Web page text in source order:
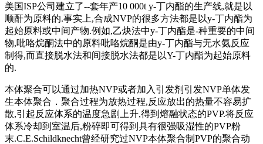
美国ISP公司建立了--套年产10 000t y-丁内酯的生产线,就是以
顺酐为原料的.事实上,合成NVP的很多方法都是以y-丁内酯为
起始原料或中间产物.例如,乙炔法中y-丁内酯是-种重要的中间
物,吡咯烷酮法中的原料吡咯烷酮是由y-丁内酯与无水氨反应
制得,而直接脱水法和间接脱水法都是以Y-丁内酯为起始原料
的.
本体聚合可以通过加热NVP或者加入引发剂引发NVP单体发
生本体聚合．聚合过程为放热过程,反应放出的热量不容易扩
散,引起反应体系的温度急剧上升,得到熔融状态的PVP.将反应
体系冷却到室温后,粉碎即可得到具有很强吸湿性的PVP粉
末.C.E.Schildknecht曾经研究过NVP本体聚合制PVP的聚合动